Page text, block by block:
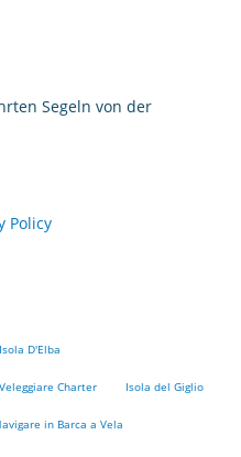
Segeln von der
Policy
Isola D'Elba
Veleggiare Charter Isola del Giglio
in Barca a Vela